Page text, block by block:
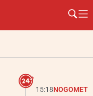
15:18NOGOMET